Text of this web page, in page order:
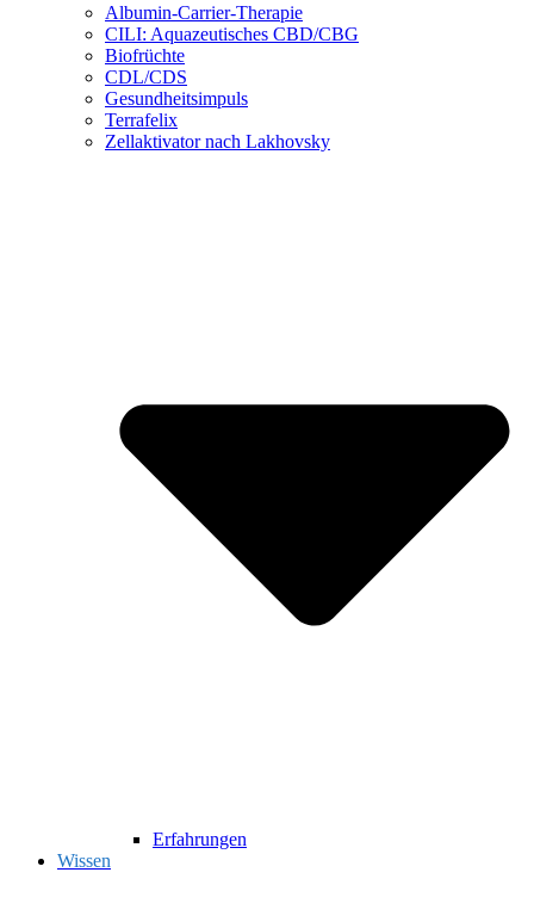
Albumin-Carrier-Therapie
CILI: Aquazeutisches CBD/CBG
Biofrüchte
CDL/CDS
Gesundheitsimpuls
Terrafelix
Zellaktivator nach Lakhovsky
Erfahrungen
Wissen